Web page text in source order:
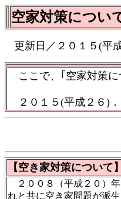
空家対策につい
更新日／２０１５(平
ここで、｢空家対策に
２０１５(平成２６)．
【空き家対策について】
２００８（平成２０）年
れと共に空き家問題が派